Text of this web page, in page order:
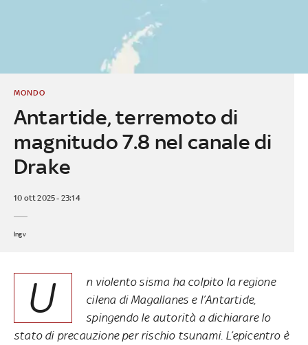
Antartide, terremoto di
magnitudo 7.8 nel canale di
Drake
MONDO
10 ott 2025 - 23:14
Ingv
U
n violento sisma ha colpito la regione
cilena di Magallanes e l’Antartide,
spingendo le autorità a dichiarare lo
stato di precauzione per rischio tsunami. L’epicentro è